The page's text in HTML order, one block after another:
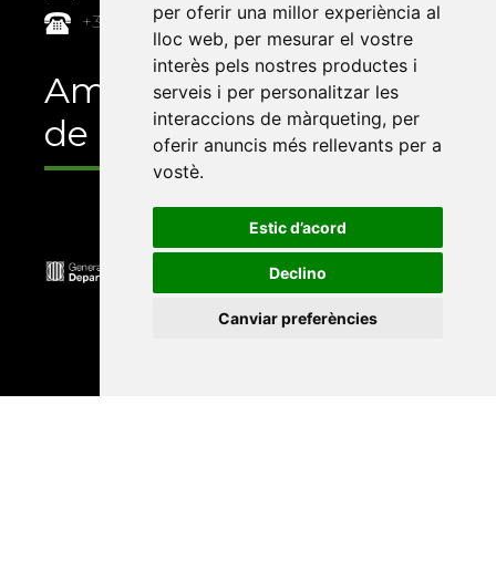
per oferir una millor experiència al
lloc web, per mesurar el vostre
interès pels nostres productes i
serveis i per personalitzar les
interaccions de màrqueting, per
oferir anuncis més rellevants per a
vostè.
Estic d’acord
Declino
Canviar preferències
+34 964 72 89 93
Amb el suport
de